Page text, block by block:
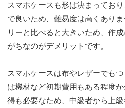
スマホケースも形は決まってお
で良いため、難易度は高くあり
リーと比べると大きいため、作
がちなのがデメリットです。
スマホケースは布やレザーでも
は機材など初期費用もある程度
得も必要なため、中級者から上級